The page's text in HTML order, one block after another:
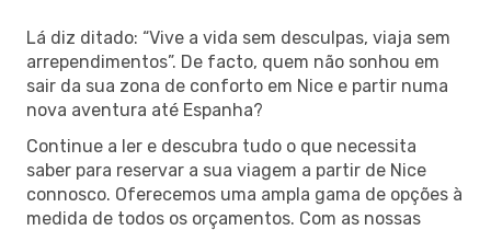
Lá diz ditado: “Vive a vida sem desculpas, viaja sem
arrependimentos”. De facto, quem não sonhou em
sair da sua zona de conforto em Nice e partir numa
nova aventura até Espanha?
Continue a ler e descubra tudo o que necessita
saber para reservar a sua viagem a partir de Nice
connosco. Oferecemos uma ampla gama de opções à
medida de todos os orçamentos. Com as nossas